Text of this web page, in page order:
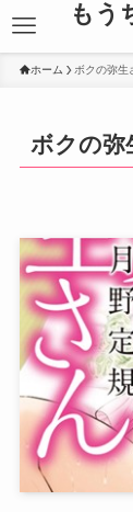
もう
ホーム ボクの弥生
ボクの弥